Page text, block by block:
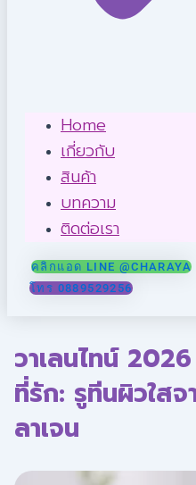
Home
เกี่ยวกับ
สินค้า
บทความ
ติดต่อเรา
คลิกแอด LINE @CHARAYA
โทร 0889529256
วาเลนไทน์
ที่รัก: รูทีนผิวใส
ลาเจน